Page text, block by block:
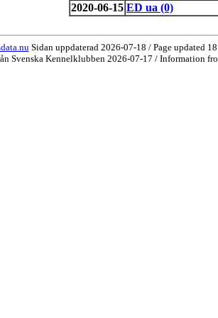
2020-06-15 ED ua (0)
Sidan uppdaterad 2026-07-18 / Page updated
Svenska Kennelklubben 2026-07-17 / Information